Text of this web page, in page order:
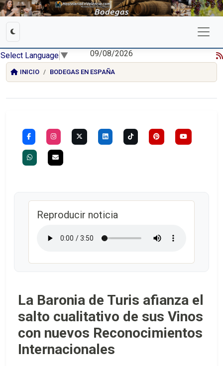
Select Language ▼ 09/08/2026
INICIO BODEGAS EN ESPAÑA
Reproducir noticia
La Baronia de Turis afianza el
salto cualitativo de sus Vinos
con nuevos Reconocimientos
Internacionales